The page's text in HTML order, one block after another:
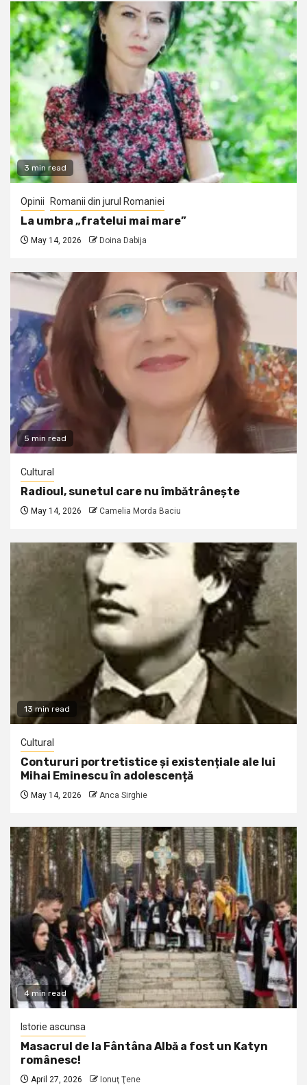
3 min read
Opinii Romanii din jurul Romaniei
La umbra „fratelui mai mare”
May 14, 2026 Doina Dabija
5 min read
Cultural
Radioul, sunetul care nu îmbătrânește
May 14, 2026 Camelia Morda Baciu
13 min read
Cultural
Contururi portretistice și existențiale ale lui
Mihai Eminescu în adolescență
May 14, 2026 Anca Sirghie
4 min read
Istorie ascunsa
Masacrul de la Fântâna Albă a fost un Katyn
românesc!
April 27, 2026 Ionuţ Ţene